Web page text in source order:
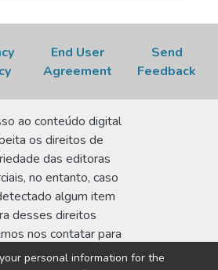
End User
Agreement
Send
Feedback
ao conteúdo digital
os direitos de
das editoras
no entanto, caso
algum item
desses direitos
nos contatar para
a regularização.
personal information for the